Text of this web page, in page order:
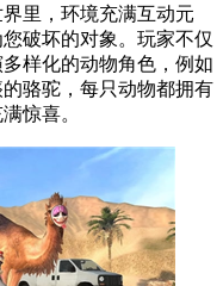
里，环境充满互动元
破坏的对象。玩家不仅
样化的动物角色，例如
骆驼，每只动物都拥有
惊喜。